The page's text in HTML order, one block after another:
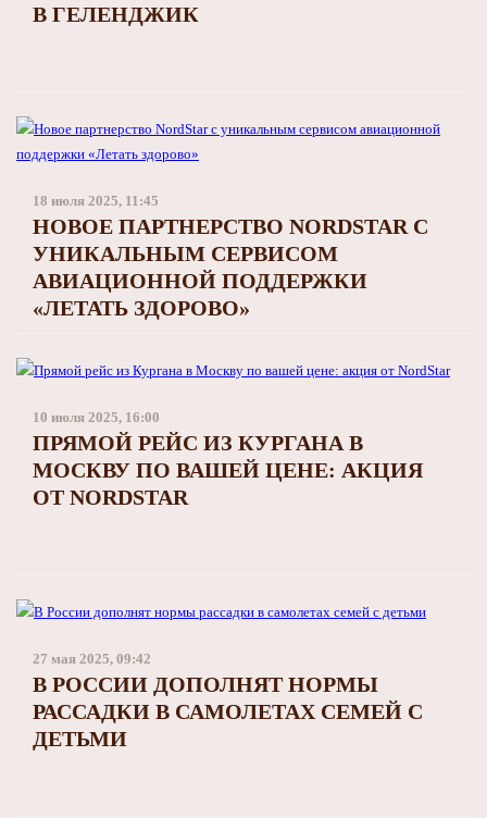
В ГЕЛЕНДЖИК
18 июля 2025, 11:45
НОВОЕ ПАРТНЕРСТВО NORDSTAR С
УНИКАЛЬНЫМ СЕРВИСОМ
АВИАЦИОННОЙ ПОДДЕРЖКИ
«ЛЕТАТЬ ЗДОРОВО»
10 июля 2025, 16:00
ПРЯМОЙ РЕЙС ИЗ КУРГАНА В
МОСКВУ ПО ВАШЕЙ ЦЕНЕ: АКЦИЯ
ОТ NORDSTAR
27 мая 2025, 09:42
В РОССИИ ДОПОЛНЯТ НОРМЫ
РАССАДКИ В САМОЛЕТАХ СЕМЕЙ С
ДЕТЬМИ